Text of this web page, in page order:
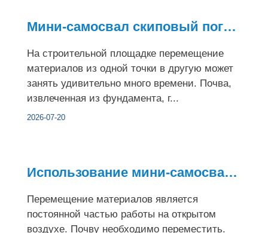
Мини-самосвал скиповый погрузчик против традиционного трансп...
На строительной площадке перемещение
материалов из одной точки в другую может
занять удивительно много времени. Почва,
извлеченная из фундамента, г...
2026-07-20
Использование мини-самосвала в ландшафтном дизайне, сельском...
Перемещение материалов является
постоянной частью работы на открытом
воздухе. Почву необходимо переместить.